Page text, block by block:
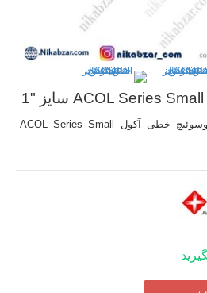
مشخصات, قیمت و خرید فلوسوئیچ خطی آکول ACOL Series Small